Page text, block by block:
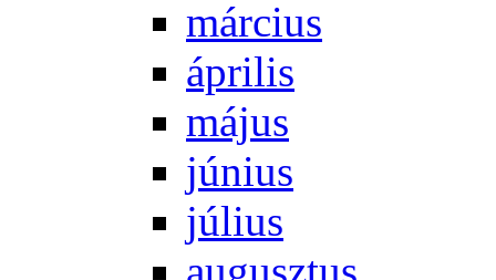
már­ci­us
áp­ri­lis
má­jus
jú­ni­us
jú­li­us